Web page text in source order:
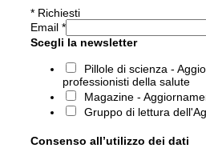
* Richiesti
Email *
Scegli la newsletter
Pillole di scienza -
professionisti della salute
Magazine -
Gruppo di lettura
Consenso all’utilizzo dei dati